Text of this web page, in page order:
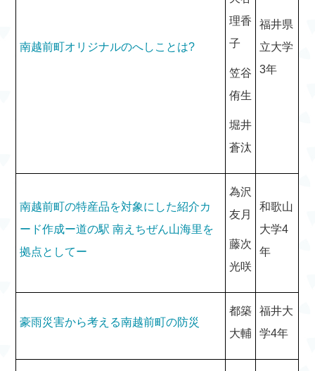
南越前町オリジナルのへしことは?
理香
子
笠谷
侑生
堀井
蒼汰
福井県
立大学
3年
南越前町の特産品を対象にした紹介カ
ード作成ー道の駅 南えちぜん山海里を
拠点としてー
為沢
友月
藤次
光咲
和歌山
大学4
年
豪雨災害から考える南越前町の防災
都築
大輔
福井大
学4年